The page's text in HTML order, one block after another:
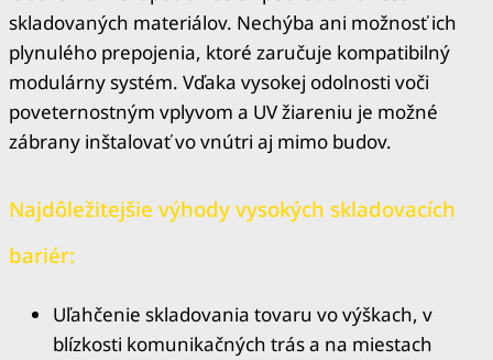
skladovaných materiálov. Nechýba ani možnosť ich
plynulého prepojenia, ktoré zaručuje kompatibilný
modulárny systém. Vďaka vysokej odolnosti voči
poveternostným vplyvom a UV žiareniu je možné
zábrany inštalovať vo vnútri aj mimo budov.
Najdôležitejšie výhody vysokých skladovacích
bariér:
Uľahčenie skladovania tovaru vo výškach, v
blízkosti komunikačných trás a na miestach